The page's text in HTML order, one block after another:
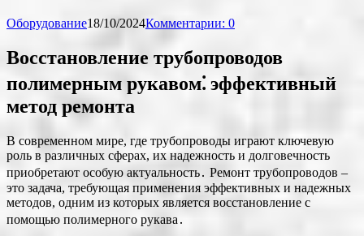
Оборудование18/10/2024Комментарии: 0
Восстановление трубопроводов
полимерным рукавом⁚ эффективный
метод ремонта
В современном мире, где трубопроводы играют ключевую
роль в различных сферах, их надежность и долговечность
приобретают особую актуальность․ Ремонт трубопроводов –
это задача, требующая применения эффективных и надежных
методов, одним из которых является восстановление с
помощью полимерного рукава․